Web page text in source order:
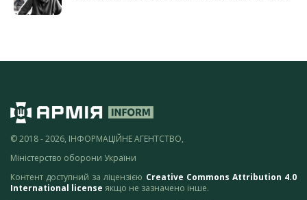
© 2018 - 2026, ІНФОРМАЦІЙНЕ АГЕНТСТВО,
Міністерство оборони України
Контент доступний за ліцензією Creative Commons Attribution 4.0
International license якщо не зазначено інше.